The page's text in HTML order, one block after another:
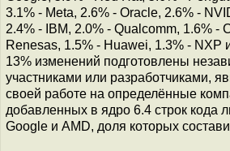
3.1% - Meta, 2.6% - Oracle, 2.6% -
2.4% - IBM, 2.0% - Qualcomm, 1.6% -
Renesas, 1.5% - Huawei, 1.3% - NXP
13% изменений подготовлены
участниками или разработчиками,
своей работе на определённые
добавленных в ядро 6.4 строк кода
Google и AMD, доля которых